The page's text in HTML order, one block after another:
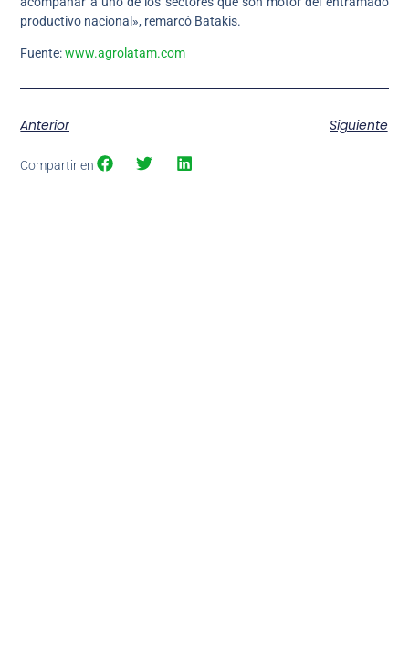
productivo nacional», remarcó Batakis.
Fuente:www.agrolatam.com
Anterior Siguiente
Compartir en